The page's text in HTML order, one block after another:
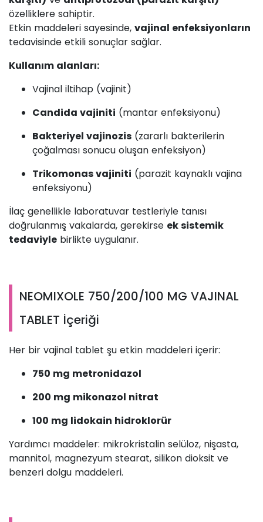
özelliklere sahiptir.
Etkin maddeleri sayesinde, vajinal enfeksiyonların
tedavisinde etkili sonuçlar sağlar.
Kullanım alanları:
Vajinal iltihap (vajinit)
Candida vajiniti (mantar enfeksiyonu)
Bakteriyel vajinozis (zararlı bakterilerin
çoğalması sonucu oluşan enfeksiyon)
Trikomonas vajiniti (parazit kaynaklı vajina
enfeksiyonu)
İlaç genellikle laboratuvar testleriyle tanısı
doğrulanmış vakalarda, gerekirse ek sistemik
tedaviyle birlikte uygulanır.
NEOMIXOLE 750/200/100 MG VAJINAL
TABLET İçeriği
Her bir vajinal tablet şu etkin maddeleri içerir:
750 mg metronidazol
200 mg mikonazol nitrat
100 mg lidokain hidroklorür
Yardımcı maddeler: mikrokristalin selüloz, nişasta,
mannitol, magnezyum stearat, silikon dioksit ve
benzeri dolgu maddeleri.